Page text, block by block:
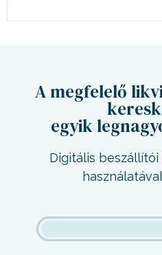
A megfelelő
egyik
Digitális beszállítói